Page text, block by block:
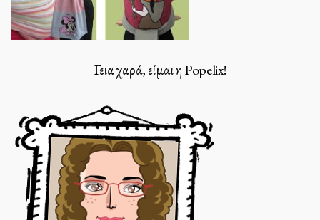
Γεια χαρά, είμαι η Popelix!